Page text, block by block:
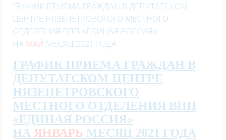
ГРАФИК ПРИЕМА ГРАЖДАН В ДЕПУТАТСКОМ
ЦЕНТРЕ НЯЗЕПЕТРОВСКОГО МЕСТНОГО
ОТДЕЛЕНИЯ ВПП «ЕДИНАЯ РОССИЯ»
НА МАЙ МЕСЯЦ 2021 ГОДА
ГРАФИК ПРИЕМА ГРАЖДАН В
ДЕПУТАТСКОМ ЦЕНТРЕ
НЯЗЕПЕТРОВСКОГО
МЕСТНОГО ОТДЕЛЕНИЯ ВПП
«ЕДИНАЯ РОССИЯ»
НА ЯНВАРЬ МЕСЯЦ 2021 ГОДА